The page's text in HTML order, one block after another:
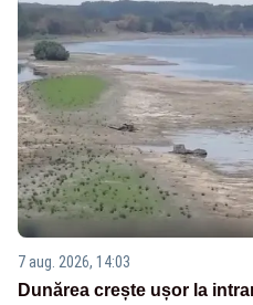
7 aug. 2026, 14:03
Dunărea crește ușor la